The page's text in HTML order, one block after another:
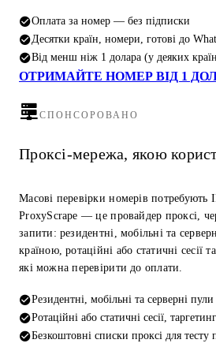
Оплата за номер — без підписки
Десятки країн, номери, готові до
Від менш ніж 1 долара (у деяких
ОТРИМАЙТЕ НОМЕР ВІД 1
СПОНСОРОВАНО
Проксі-мережа, якою
Масові перевірки номерів потребують
ProxyScrape — це провайдер проксі,
запити: резидентні, мобільні та
країною, ротаційні або статичні сесії
які можна перевірити до оплати.
Резидентні, мобільні та серверні пули
Ротаційні або статичні сесії,
Безкоштовні списки проксі для тесту